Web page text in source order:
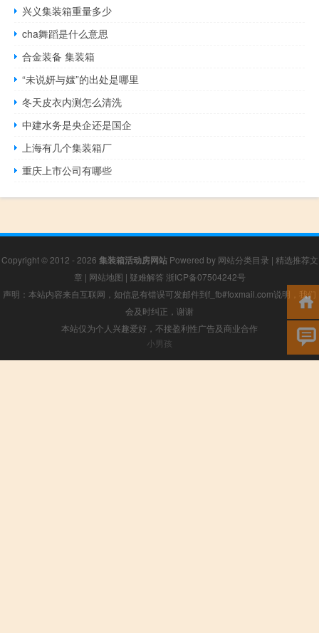
兴义集装箱重量多少
cha舞蹈是什么意思
合金装备 集装箱
“未说妍与媸”的出处是哪里
冬天皮衣内测怎么清洗
中建水务是央企还是国企
上海有几个集装箱厂
重庆上市公司有哪些
Copyright © 2012 - 2026 集装箱活动房网站Powered by 网站分类目录 | 精选推荐文
章 | 网站地图 | 疑难解答 浙ICP备07504242号
声明：本站内容来自互联网，如信息有错误可发邮件到f_fb#foxmail.com说明，我们
会及时纠正，谢谢
本站仅为个人兴趣爱好，不接盈利性广告及商业合作
小男孩